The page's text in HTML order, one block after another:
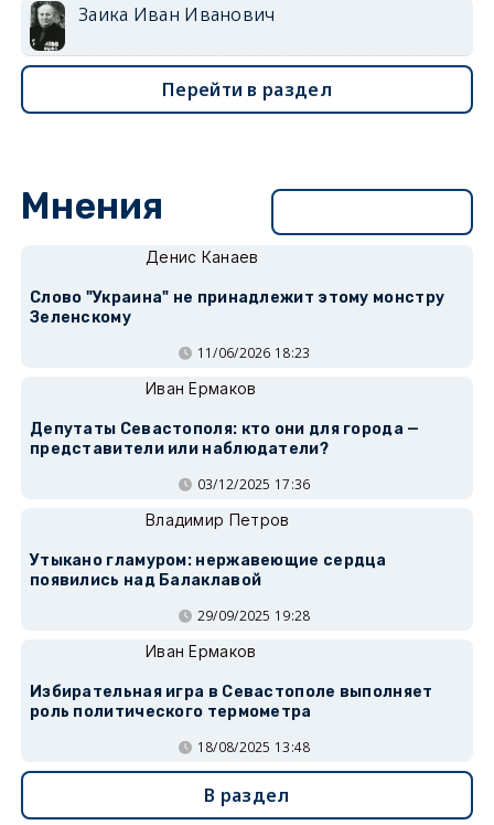
Заика Иван Иванович
Перейти в раздел
Мнения
Денис Канаев
Слово "Украина" не принадлежит этому монстру
Зеленскому
11/06/2026 18:23
Иван Ермаков
Депутаты Севастополя: кто они для города —
представители или наблюдатели?
03/12/2025 17:36
Владимир Петров
Утыкано гламуром: нержавеющие сердца
появились над Балаклавой
29/09/2025 19:28
Иван Ермаков
Избирательная игра в Севастополе выполняет
роль политического термометра
18/08/2025 13:48
В раздел